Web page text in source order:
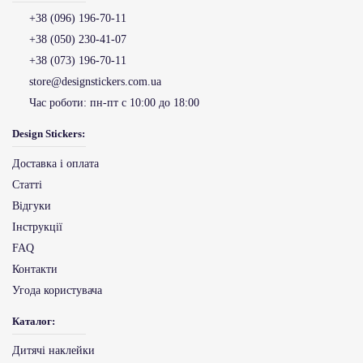
+38 (096) 196-70-11
+38 (050) 230-41-07
+38 (073) 196-70-11
store@designstickers.com.ua
Час роботи: пн-пт с 10:00 до 18:00
Design Stickers:
Доставка і оплата
Статті
Відгуки
Інструкції
FAQ
Контакти
Угода користувача
Каталог:
Дитячі наклейки